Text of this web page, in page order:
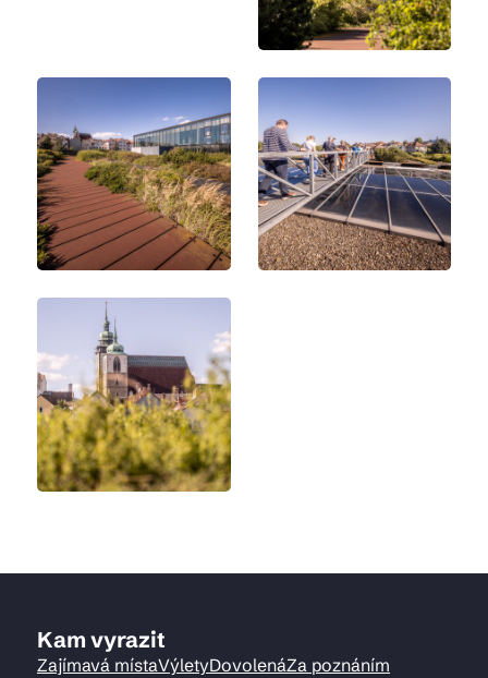
Kam vyrazit
Zajímavá místaVýletyDovolenáZa poznáním